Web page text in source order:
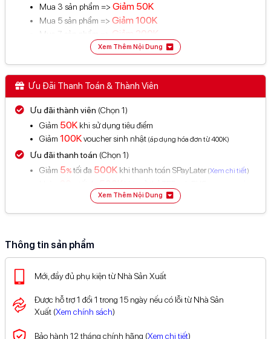
Mua 3 sản phẩm => Giảm 50K
Mua 5 sản phẩm => Giảm 100K
Mua 7 sản phẩm => Giảm 200K
Không áp dụng sản phẩm có giá dưới 150K (Trừ PPF)
❌ Không áp dụng nhiều chương trình khuyến mãi cùng một
sản phẩm
Xem thêm chương trình khuyến mãi tại đây
Xem Thêm Nội Dung
Ưu Đãi Thanh Toán & Thành Viên
Ưu đãi thành viên (Chọn 1)
Giảm 50K khi sử dụng tiêu điểm
Giảm 100Kvoucher sinh nhật (áp dụng hóa đơn từ 400K)
Ưu đãi thanh toán (Chọn 1)
Giảm 5% tối đa 500K khi thanh toán SPayLater(Xem chi tiết)
tối đa50Kvà miễn phí giao dịch cho khách nước
Xem đầy đủ ưu đãi thanh toán tại đây
Xem Thêm Nội Dung
Thông tin sản phẩm
Mới, đầy đủ phụ kiện từ Nhà Sản Xuất
Được hỗ trợ 1 đổi 1 trong 15 ngày nếu có lỗi từ Nhà Sản
Xuất (Xem chính sách)
Bảo hành 12 tháng chính hãng (Xem chi tiết)